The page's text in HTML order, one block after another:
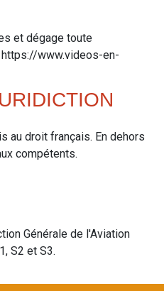
et dégage toute
www.videos-en-
au droit français. En dehors
compétents.
Générale de l'Aviation
S2 et S3.